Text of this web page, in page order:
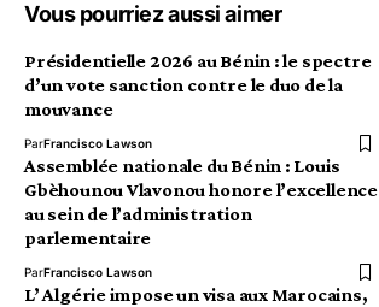
Vous pourriez aussi aimer
Présidentielle 2026 au Bénin : le spectre
d’un vote sanction contre le duo de la
mouvance
ParFrancisco Lawson
Assemblée nationale du Bénin : Louis
Gbèhounou Vlavonou honore l’excellence
au sein de l’administration
parlementaire
ParFrancisco Lawson
L’ Algérie impose un visa aux Marocains,